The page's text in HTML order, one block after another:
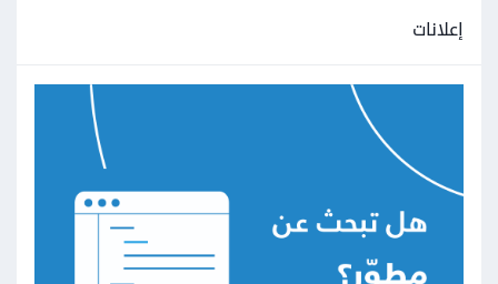
إعلانات